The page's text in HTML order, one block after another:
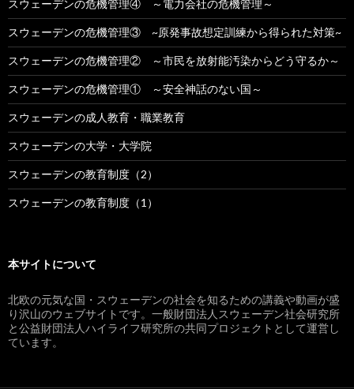
スウェーデンの危機管理④ ～電力会社の危機管理～
スウェーデンの危機管理③ ~原発事故想定訓練から得られた対策~
スウェーデンの危機管理② ～市民を放射能汚染からどう守るか～
スウェーデンの危機管理① ～安全神話のない国～
スウェーデンの成人教育・職業教育
スウェーデンの大学・大学院
スウェーデンの教育制度（2）
スウェーデンの教育制度（1）
本サイトについて
北欧の元気な国・スウェーデンの社会を知るための講義や動画が盛
り沢山のウェブサイトです。一般財団法人スウェーデン社会研究所
と公益財団法人ハイライフ研究所の共同プロジェクトとして運営し
ています。